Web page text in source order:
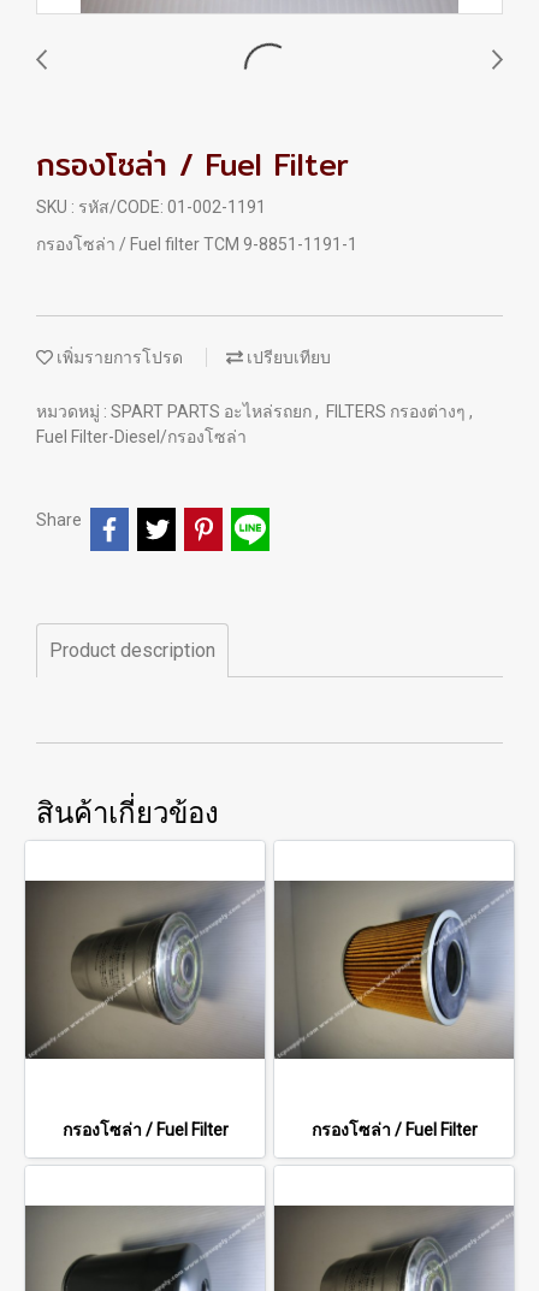
กรองโซล่า / Fuel Filter
SKU : รหัส/CODE: 01-002-1191
กรองโซล่า / Fuel filter TCM 9-8851-1191-1
เพิ่มรายการโปรด เปรียบเทียบ
หมวดหมู่ : SPART PARTS อะไหล่รถยก, FILTERS กรองต่างๆ ,
Fuel Filter-Diesel/กรองโซล่า
Share
Product description
สินค้าเกี่ยวข้อง
กรองโซล่า / Fuel Filter กรองโซล่า / Fuel Filter